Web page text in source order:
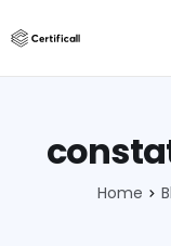
Usages
Téléchargez
Home